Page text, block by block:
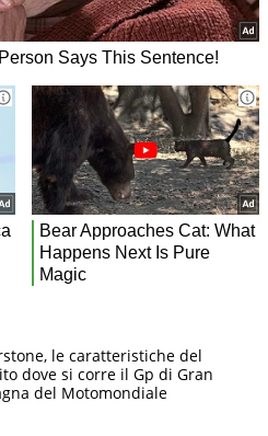
le caratteristiche del
dove si corre il Gp di Gran
del Motomondiale